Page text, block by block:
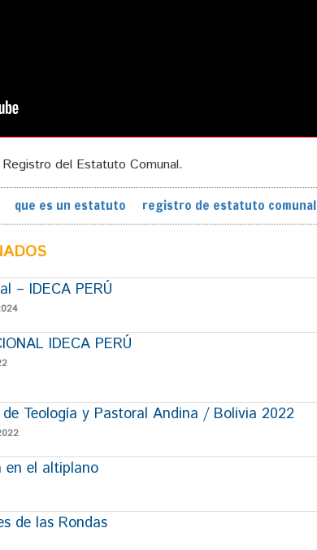
del Estatuto Comunal.
que es un estatuto registro de estatuto comunal
– IDECA PERÚ
IDECA PERÚ
Teología y Pastoral Andina / Bolivia 2022
en el altiplano
de las Rondas